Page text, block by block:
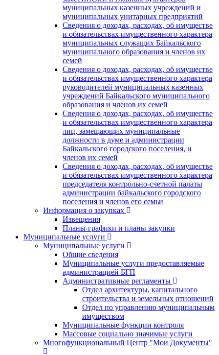
муниципальных казенных учреждений и
муниципальных унитарных предприятий
Сведения о доходах, расходах, об имуществе
и обязательствах имущественного характера
муниципальных служащих Байкальского
муниципального образования и членов их
семей
Сведения о доходах, расходах, об имуществе
и обязательствах имущественного характера
руководителей муниципальных казенных
учреждений Байкальского муниципального
образования и членов их семей
Сведения о доходах, расходах, об имуществе
и обязательствах имущественного характера
лиц, замещающих муниципальные
должности в думе и администрации
Байкальского городского поселения, и
членов их семей
Сведения о доходах, расходах, об имуществе
и обязательствах имущественного характера
председателя контрольно-счетной палаты
администрации байкальского городского
поселения и членов его семьи
Информация о закупках
Извещения
Планы-графики и планы закупки
Муниципальные услуги
Муниципальные услуги
Общие сведения
Муниципальные услуги предоставляемые
администрацией БГП
Административные регламенты
Отдел архитектуры, капитального
строительства и земельных отношений
Отдел по управлению муниципальным
имуществом
Муниципальные функции контроля
Массовые социально значимые услуги
Многофункциональный Центр "Мои Документы"